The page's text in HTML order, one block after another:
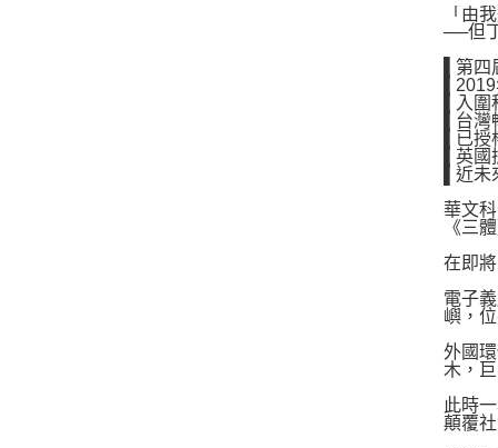
「由
──但
▌第
▌入圍
▌台
▌已授
▌英國
▌近
華文
《三
在即
電子
嶼，
外國
木，
此時
顛覆